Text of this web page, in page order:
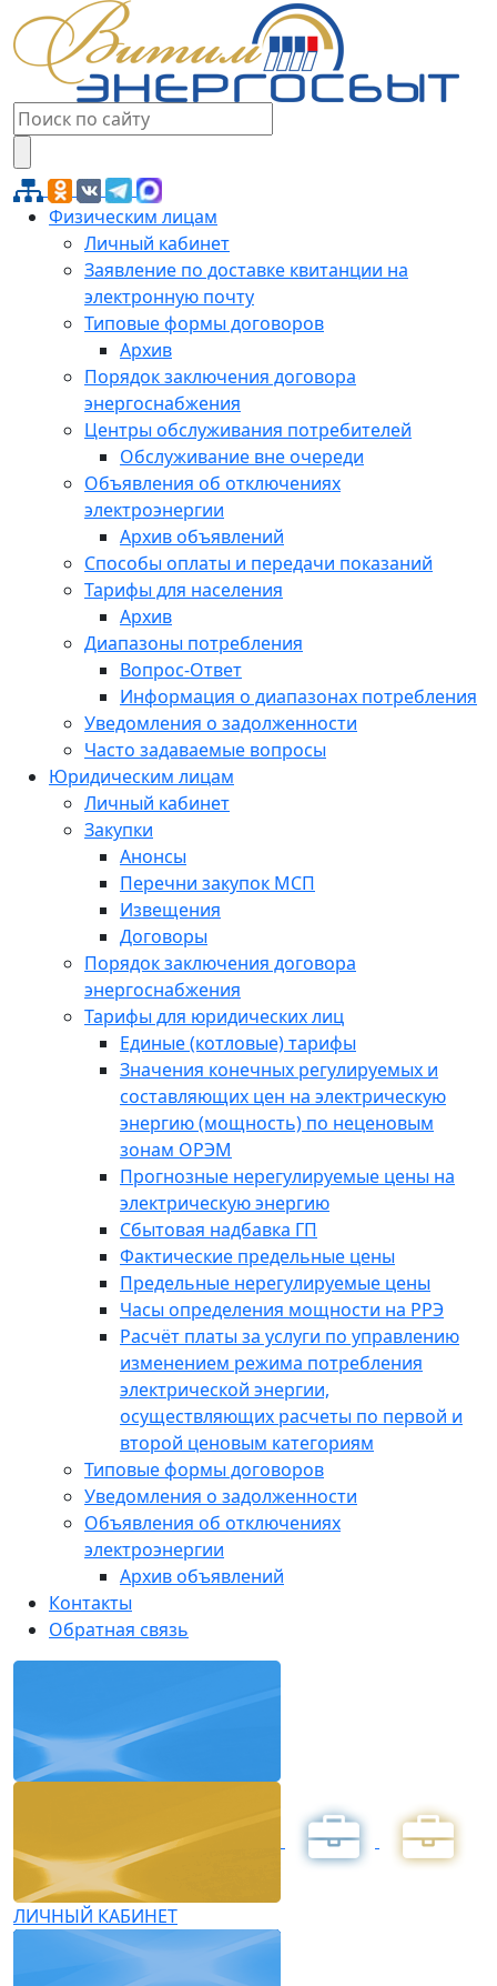
Физическим лицам
Личный кабинет
Заявление по доставке квитанции на
электронную почту
Типовые формы договоров
Архив
Порядок заключения договора
энергоснабжения
Центры обслуживания потребителей
Обслуживание вне очереди
Объявления об отключениях
электроэнергии
Архив объявлений
Способы оплаты и передачи показаний
Тарифы для населения
Архив
Диапазоны потребления
Вопрос-Ответ
Информация о диапазонах потребления
Уведомления о задолженности
Часто задаваемые вопросы
Юридическим лицам
Личный кабинет
Закупки
Анонсы
Перечни закупок МСП
Извещения
Договоры
Порядок заключения договора
энергоснабжения
Тарифы для юридических лиц
Единые (котловые) тарифы
Значения конечных регулируемых и
составляющих цен на электрическую
энергию (мощность) по неценовым
зонам ОРЭМ
Прогнозные нерегулируемые цены на
электрическую энергию
Сбытовая надбавка ГП
Фактические предельные цены
Предельные нерегулируемые цены
Часы определения мощности на РРЭ
Расчёт платы за услуги по управлению
изменением режима потребления
электрической энергии,
осуществляющих расчеты по первой и
второй ценовым категориям
Типовые формы договоров
Уведомления о задолженности
Объявления об отключениях
электроэнергии
Архив объявлений
Контакты
Обратная связь
ЛИЧНЫЙ КАБИНЕТ